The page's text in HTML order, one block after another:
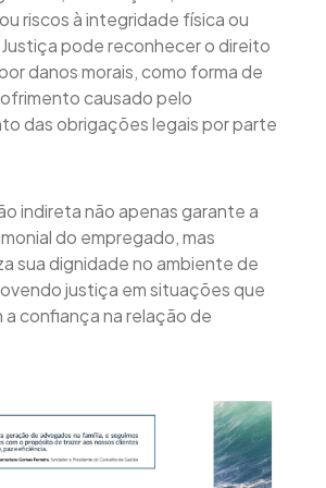
riscos à integridade física ou
pode reconhecer o direito
danos morais, como forma de
causado pelo
das obrigações legais por parte
indireta não apenas garante a
do empregado, mas
sua dignidade no ambiente de
justiça em situações que
confiança na relação de